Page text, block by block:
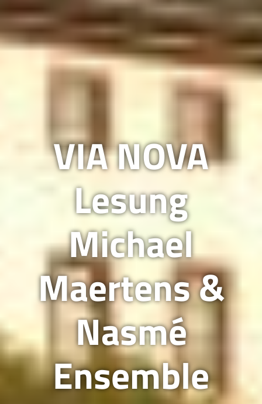
VIA NOVA
Lesung
Michael
Maertens &
Nasmé
Ensemble